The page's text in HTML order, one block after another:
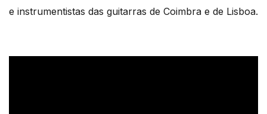
e instrumentistas das guitarras de Coimbra e de Lisboa.